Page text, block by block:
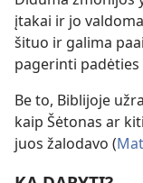
įtakai ir jo
šituo ir galima
pagerinti padėties
Be to, Biblijoje
kaip Šėtonas ar
juos žalodavo (